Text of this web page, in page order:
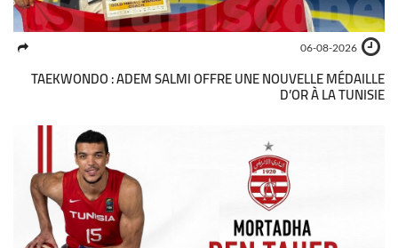
06-08-2026
TAEKWONDO : ADEM SALMI OFFRE UNE NOUVELLE MÉDAILLE
D’OR À LA TUNISIE